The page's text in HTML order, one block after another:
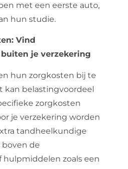
met een eerste auto,
hun studie.
Vind
je verzekering
hun zorgkosten bij te
kan belastingvoordeel
zorgkosten
je verzekering worden
tandheelkundige
boven de
zoals een